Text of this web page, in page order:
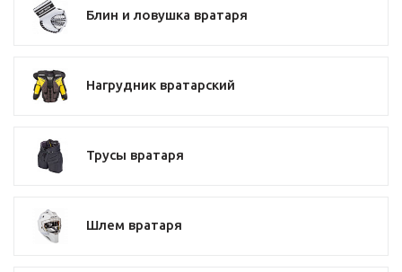
Блин и ловушка вратаря
Нагрудник вратарский
Трусы вратаря
Шлем вратаря